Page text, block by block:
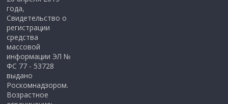
года,
Свидетельство о
регистрации
средства
массовой
информации ЭЛ №
ФС 77 - 53728
выдано
Роскомнадзором.
Возрастное